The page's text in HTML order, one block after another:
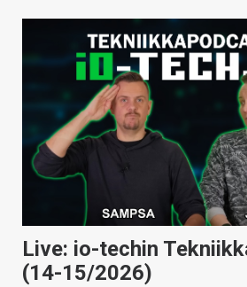
Live: io-techin
(14-15/2026)